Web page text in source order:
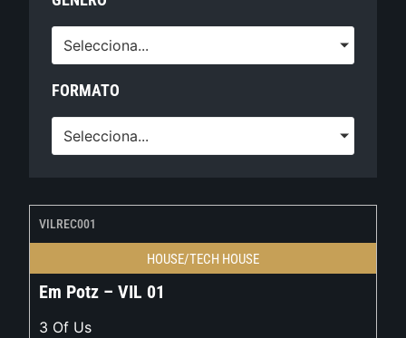
Selecciona...
FORMATO
Selecciona...
VILREC001
HOUSE/TECH HOUSE
Em Potz – VIL 01
3 Of Us